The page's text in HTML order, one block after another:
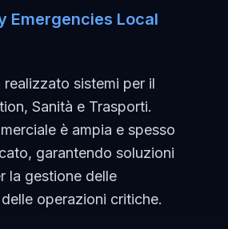
Emergencies Local
realizzato sistemi per il
Sanità e Trasporti.
è ampia e spesso
garantendo soluzioni
la gestione delle
operazioni critiche.